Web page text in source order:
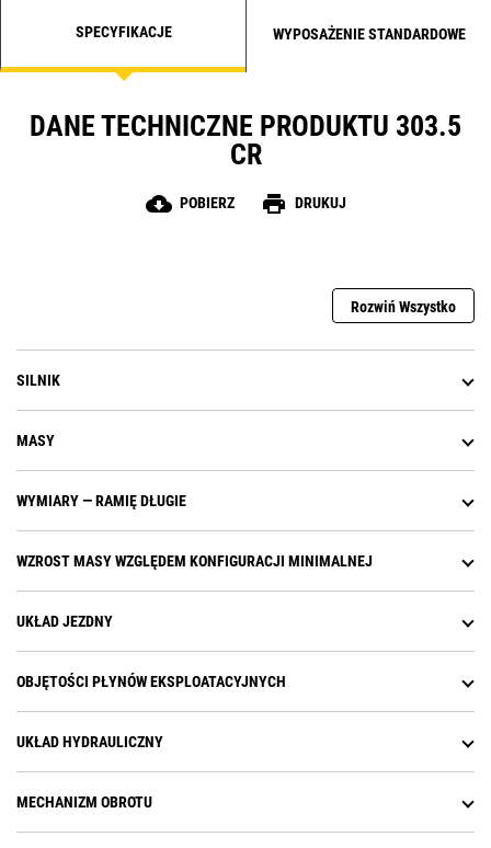
SPECYFIKACJE WYPOSAŻENIE STANDARDOWE
DANE TECHNICZNE PRODUKTU 303.5
CR
cloud_download POBIERZ print DRUKUJ
Rozwiń Wszystko
SILNIK
MASY
WYMIARY — RAMIĘ DŁUGIE
WZROST MASY WZGLĘDEM KONFIGURACJI MINIMALNEJ
UKŁAD JEZDNY
OBJĘTOŚCI PŁYNÓW EKSPLOATACYJNYCH
UKŁAD HYDRAULICZNY
MECHANIZM OBROTU